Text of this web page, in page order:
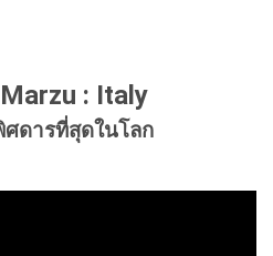
: Italy
ดารที่สุดในโลก